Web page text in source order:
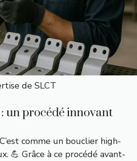
de SLCT
un procédé innovant
comme un bouclier high-
💪 Grâce à ce procédé avant-